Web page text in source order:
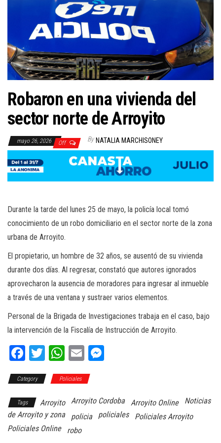
Robaron en una vivienda del
sector norte de Arroyito
mayo 26, 2026 Off By NATALIA MARCHISONEY
Durante la tarde del lunes 25 de mayo, la policía local tomó
conocimiento de un robo domiciliario en el sector norte de la zona
urbana de Arroyito.
El propietario, un hombre de 32 años, se ausentó de su vivienda
durante dos días. Al regresar, constató que autores ignorados
aprovecharon la ausencia de moradores para ingresar al inmueble
a través de una ventana y sustraer varios elementos.
Personal de la Brigada de Investigaciones trabaja en el caso, bajo
la intervención de la Fiscalía de Instrucción de Arroyito.
Fa
ce
bo
ok
T
wi
tt
er
W
ha
ts
A
pp
E
m
ail
ng
er
Category Policiales
Tags Arroyito Arroyito Cordoba Arroyito Online
Noticias
de Arroyito y zona
policia policiales
Policiales Arroyito
Policiales Online
robo